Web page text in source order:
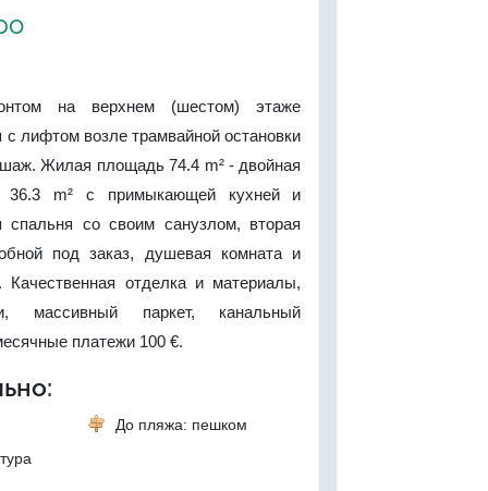
на верхнем (шестом) этаже
с лифтом возле трамвайной остановки
Жилая площадь 74.4 m² - двойная
36.3 m² с примыкающей кухней и
спальня со своим санузлом, вторая
под заказ, душевая комната и
Качественная отделка и материалы,
массивный паркет, канальный
платежи 100 €.
До пляжа: пешком